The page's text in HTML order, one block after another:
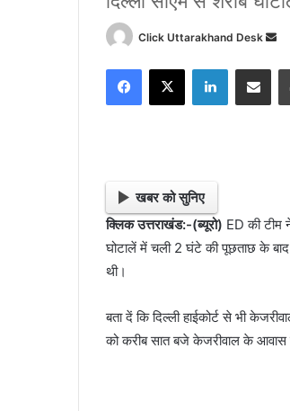
Click Uttarakhand Desk
d
i
l
खबर को सुनिए
क्लिक उत्तराखंड:-(ब्यूरो) ED की टीम
घोटालें में चली 2 घंटे की पूछताछ के
थी।
बता दें कि दिल्ली हाईकोर्ट से भी
को करीब सात बजे केजरीवाल के आवास